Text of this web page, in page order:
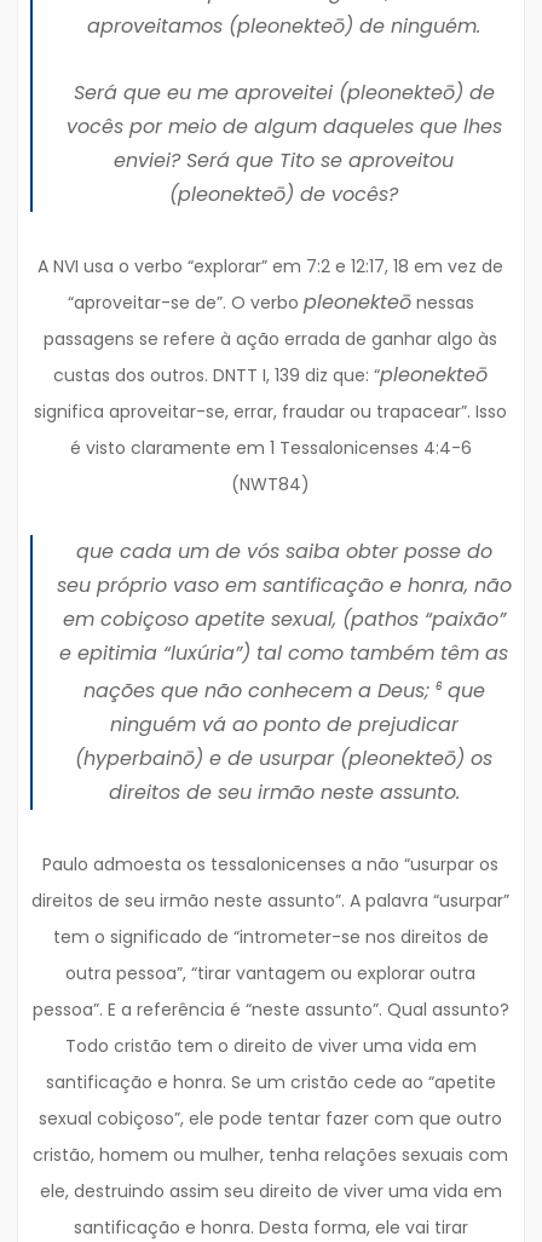
aproveitamos (pleonekteō) de ninguém.
Será que eu me aproveitei (pleonekteō) de
vocês por meio de algum daqueles que lhes
enviei? Será que Tito se aproveitou
(pleonekteō) de vocês?
A NVI usa o verbo “explorar” em 7:2 e 12:17, 18 em vez de
“aproveitar-se de”. O verbo pleonekteōnessas
passagens se refere à ação errada de ganhar algo às
custas dos outros. DNTT I, 139 diz que: “pleonekteō
significa aproveitar-se, errar, fraudar ou trapacear”. Isso
é visto claramente em 1 Tessalonicenses 4:4-6
(NWT84)
que cada um de vós saiba obter posse do
seu próprio vaso em santificação e honra, não
em cobiçoso apetite sexual, (pathos“paixão”
e epitimia “luxúria”) tal como também têm as
nações que não conhecem a Deus; 6que
ninguém vá ao ponto de prejudicar
(hyperbainō) e de usurpar (pleonekteō) os
direitos de seu irmão neste assunto.
Paulo admoesta os tessalonicenses a não “usurpar os
direitos de seu irmão neste assunto”. A palavra “usurpar”
tem o significado de “intrometer-se nos direitos de
outra pessoa”, “tirar vantagem ou explorar outra
pessoa”. E a referência é “neste assunto”. Qual assunto?
Todo cristão tem o direito de viver uma vida em
santificação e honra. Se um cristão cede ao “apetite
sexual cobiçoso”, ele pode tentar fazer com que outro
cristão, homem ou mulher, tenha relações sexuais com
ele, destruindo assim seu direito de viver uma vida em
santificação e honra. Desta forma, ele vai tirar